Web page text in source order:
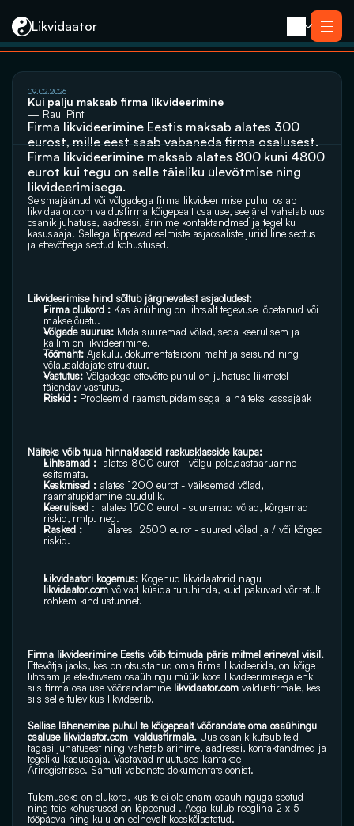
Likvidaator
Ликвидация с продажей
Ликвидация компании
Реорганизация
Банкротство
Закрытие компании e-резидента
Kontakt
09.02.2026
Kui palju maksab firma likvideerimine
— Raul Pint
Firma likvideerimine Eestis maksab alates 300
eurost, mille eest saab vabaneda firma osalusest.
Firma likvideerimine maksab alates 800 kuni 4800
eurot kui tegu on selle täieliku ülevõtmise ning
likvideerimisega.
likvidaator.com valdusfirma kõigepealt osaluse, seejärel vahetab uus
osanik juhatuse, aadressi, ärinime kontaktandmed ja tegeliku
kasusaaja. Sellega lõppevad eelmiste asjaosaliste juriidiline seotus
ja ettevõttega seotud kohustused.
Likvideerimise hind sõltub järgnevatest asjaoludest:
Firma olukord : Kas äriühing on lihtsalt tegevuse lõpetanud või
maksejõuetu.
Võlgade suurus: Mida suuremad võlad, seda keerulisem ja
kallim on likvideerimine.
Töömaht: Ajakulu, dokumentatsiooni maht ja seisund ning
võlausaldajate struktuur.
Vastutus: Võlgadega ettevõtte puhul on juhatuse liikmetel
täiendav vastutus.
Riskid : Probleemid raamatupidamisega ja näiteks kassajääk
Näiteks võib tuua hinnaklassid raskusklasside kaupa:
Lihtsamad : alates 800 eurot - võlgu pole,aastaaruanne
esitamata.
Keskmised : alates 1200 eurot - väiksemad võlad,
raamatupidamine puudulik.
Keerulised :  alates 1500 eurot - suuremad võlad, kõrgemad
riskid, rmtp. neg.
Rasked :
alates  2500 eurot - suured võlad ja / või kõrged
riskid.
Likvidaatori kogemus:
likvidaator.com võivad küsida turuhinda, kuid pakuvad võrratult
rohkem kindlustunnet.
Firma likvideerimine Eestis võib toimuda päris mitmel erineval viisil.
Ettevõtja jaoks, kes on otsustanud oma firma likvideerida, on kõige
lihtsam ja efektiivsem osaühingu müük koos likvideerimisega ehk
siis firma osaluse võõrandamine likvidaator.com valdusfirmale, kes
siis selle tulevikus likvideerib.
Sellise lähenemise puhul te kõigepealt võõrandate oma osaühingu
osaluse likvidaator.com valdusfirmale. Uus osanik kutsub teid
tagasi juhatusest ning vahetab ärinime, aadressi, kontaktandmed ja
tegeliku kasusaaja. Vastavad muutused kantakse
Äriregistrisse. Samuti vabanete dokumentatsioonist.
Tulemuseks on olukord, kus te ei ole enam osaühinguga seotud
ning teie kohustused on lõppenud . Aega kulub reeglina 2 x 5
tööpäeva ning kulu on eelnevalt kooskõlastatud.